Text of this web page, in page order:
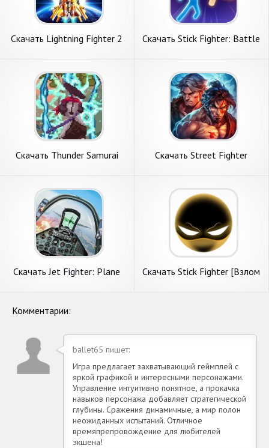
Скачать Lightning Fighter 2
Скачать Stick Fighter: Battle
Андроид
Скачать Thunder Samurai
Андроид
Скачать Street Fighter
Скачать Jet Fighter: Plane
Скачать Stick Fighter [Взлом
Комментарии:
ballet65 пишет:
Игра предлагает захватывающий геймплей с
яркой графикой и интересными персонажами.
Управление интуитивно понятное, а прокачка
навыков персонажа добавляет стратегической
глубины. Сражения динамичные, а мир полон
неожиданных испытаний. Отличное
времяпрепровождение для любителей
экшена!